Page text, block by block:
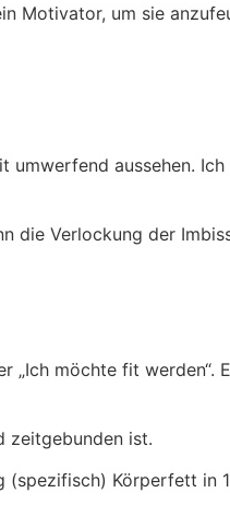
Motivator, um sie
umwerfend aussehen.
die Verlockung der
„Ich möchte fit werden“.
zeitgebunden ist.
(spezifisch) Körperfett in